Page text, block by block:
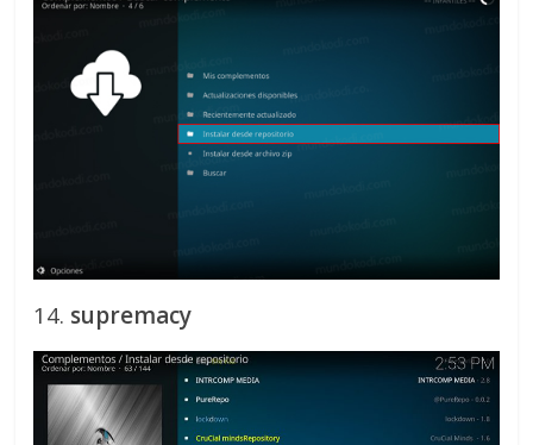
14. supremacy